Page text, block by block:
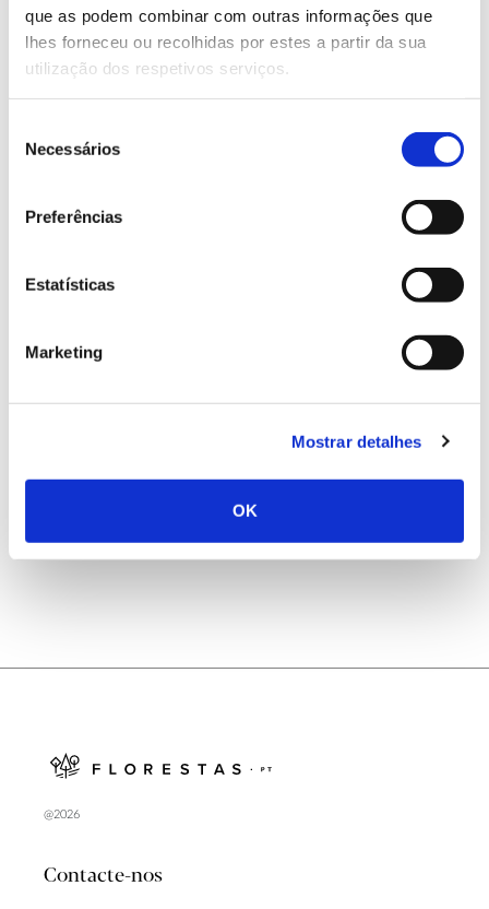
que as podem combinar com outras informações que
lhes forneceu ou recolhidas por estes a partir da sua
utilização dos respetivos serviços.
Necessários
Preferências
Estatísticas
Marketing
Mostrar detalhes
OK
13.07.2026
Genoma do priolo e de outras espécies em risco:
Registar galhas de Trichi em acácia-das-espigas:
no verão 2026
@2026
Contacte-nos